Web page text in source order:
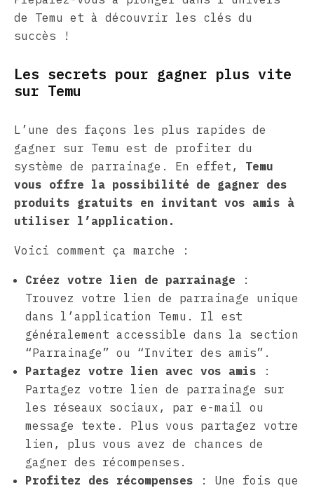
de Temu et à découvrir les clés du
succès !
Les secrets pour gagner plus vite
sur Temu
L’une des façons les plus rapides de
gagner sur Temu est de profiter du
système de parrainage. En effet, Temu
vous offre la possibilité de gagner des
produits gratuits en invitant vos amis à
utiliser l’application.
Voici comment ça marche :
Créez votre lien de parrainage :
Trouvez votre lien de parrainage unique
dans l’application Temu. Il est
généralement accessible dans la section
“Parrainage” ou “Inviter des amis”.
Partagez votre lien avec vos amis :
Partagez votre lien de parrainage sur
les réseaux sociaux, par e-mail ou
message texte. Plus vous partagez votre
lien, plus vous avez de chances de
gagner des récompenses.
Profitez des récompenses : Une fois que